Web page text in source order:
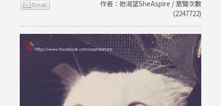
作者：她渴望SheAspire / 瀏覽次數
(2247722)